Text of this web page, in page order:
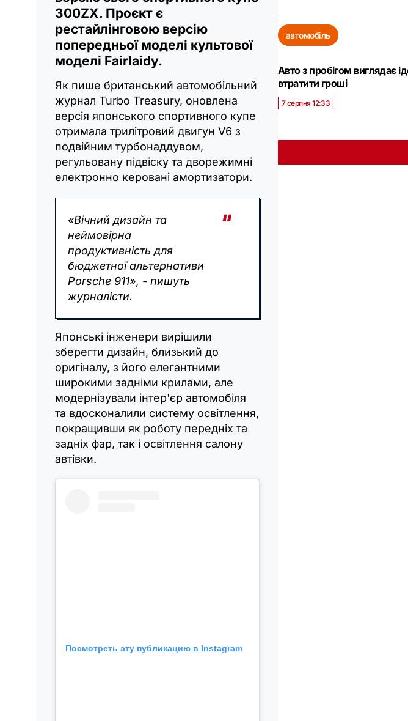
300ZX. Проєкт є
рестайлінговою версію
попередньої моделі культової
моделі Fairlaidy.
Як пише британський автомобільний
журнал Turbo Treasury, оновлена
версія японського спортивного купе
отримала трилітровий двигун V6 з
подвійним турбонаддувом,
регульовану підвіску та дворежимні
електронно керовані амортизатори.
«Вічний дизайн та
неймовірна
продуктивність для
бюджетної альтернативи
Porsche 911», - пишуть
журналісти.
Японські інженери вирішили
зберегти дизайн, близький до
оригіналу, з його елегантними
широкими задніми крилами, але
модернізували інтер'єр автомобіля
та вдосконалили систему освітлення,
покращивши як роботу передніх та
задніх фар, так і освітлення салону
автівки.
Посмотреть эту публикацию в Instagram
автомобіль
Авто з пробігом виглядає
втратити гроші
7 серпня 12:33